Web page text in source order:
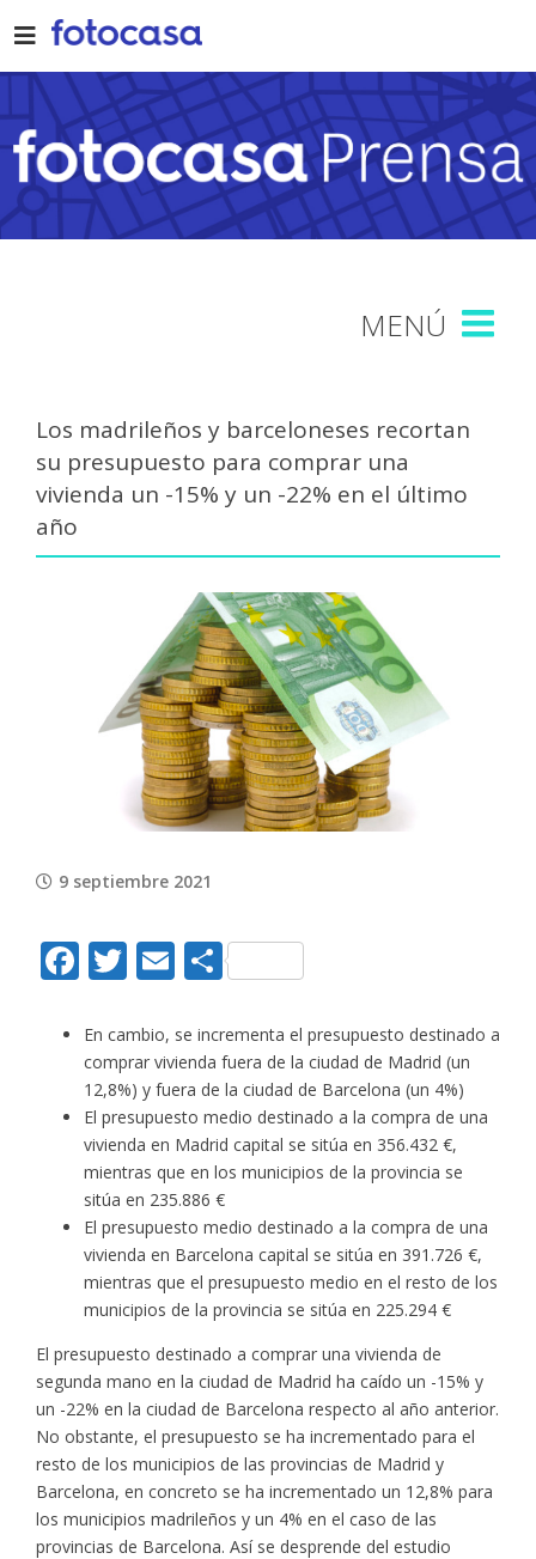
to
content
Los madrileños y barceloneses recortan
su presupuesto para comprar una
vivienda un -15% y un -22% en el último
año
9 septiembre 2021
Facebook
Twitter
EmailCompartir
En cambio, se incrementa el presupuesto destinado a
comprar vivienda fuera de la ciudad de Madrid (un
12,8%) y fuera de la ciudad de Barcelona (un 4%)
El presupuesto medio destinado a la compra de una
vivienda en Madrid capital se sitúa en 356.432 €,
mientras que en los municipios de la provincia se
sitúa en 235.886 €
El presupuesto medio destinado a la compra de una
vivienda en Barcelona capital se sitúa en 391.726 €,
mientras que el presupuesto medio en el resto de los
municipios de la provincia se sitúa en 225.294 €
El presupuesto destinado a comprar una vivienda de
segunda mano en la ciudad de Madrid ha caído un -15% y
un -22% en la ciudad de Barcelona respecto al año anterior.
No obstante, el presupuesto se ha incrementado para el
resto de los municipios de las provincias de Madrid y
Barcelona, en concreto se ha incrementado un 12,8% para
los municipios madrileños y un 4% en el caso de las
provincias de Barcelona. Así se desprende del estudio